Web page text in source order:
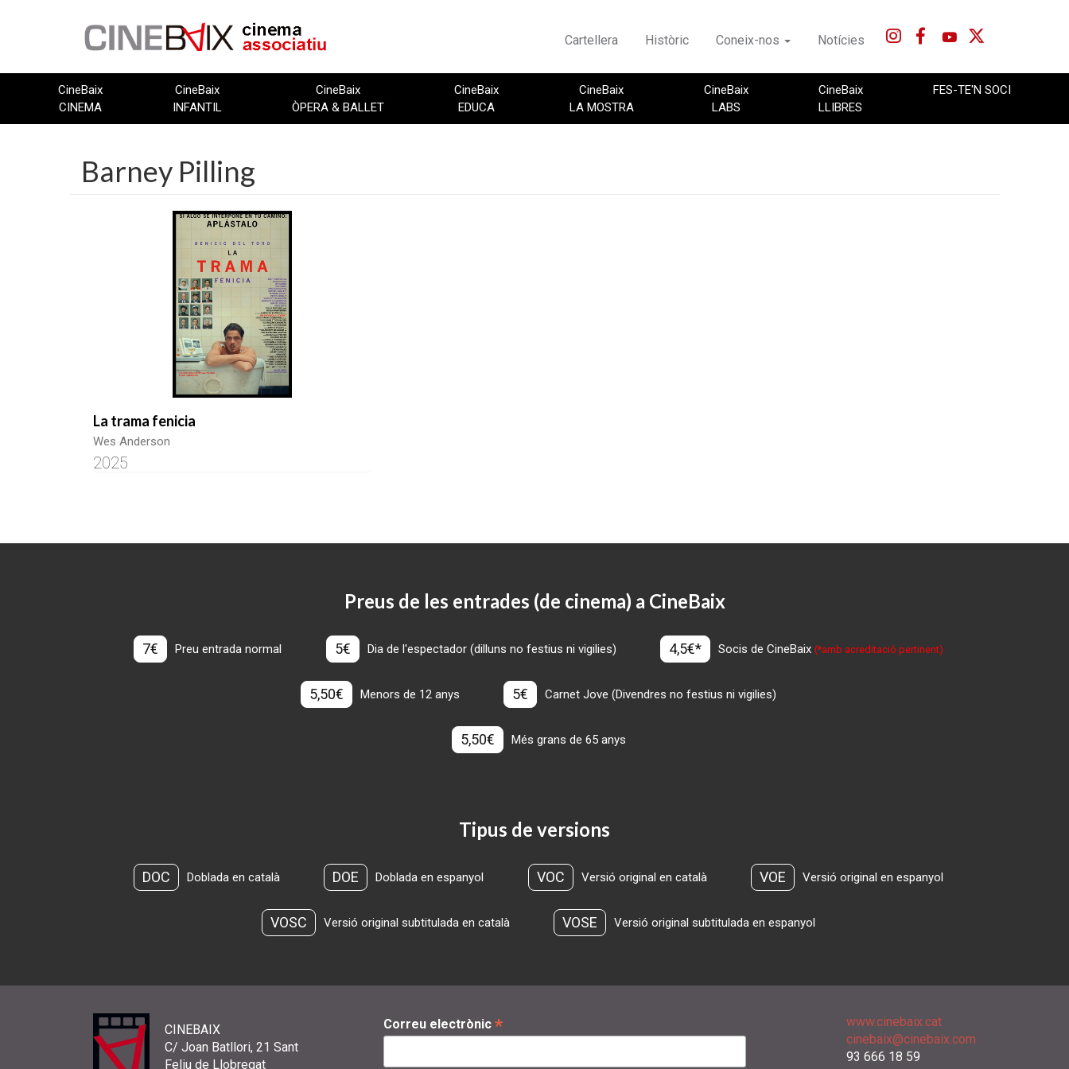
Cartellera Històric Coneix-nos Notícies
CineBaix
CINEMA
CineBaix
INFANTIL
CineBaix
ÒPERA & BALLET
CineBaix
EDUCA
CineBaix
LA MOSTRA
CineBaix
LABS
CineBaix
LLIBRES
FES-TE'N SOCI
Barney Pilling
La trama fenicia
Wes Anderson
2025
Preus de les entrades (de cinema) a CineBaix
7€ Preu entrada normal 5€ Dia de l'espectador (dilluns no festius ni vigilies) 4,5€* Socis de CineBaix(*amb acreditació pertinent)
5,50€ Menors de 12 anys 5€ Carnet Jove (Divendres no festius ni vigilies)
5,50€ Més grans de 65 anys
Tipus de versions
DOC Doblada en català DOE Doblada en espanyol VOC Versió original en català VOE Versió original en espanyol
VOSC Versió original subtitulada en català VOSE Versió original subtitulada en espanyol
CINEBAIX
C/ Joan Batllori, 21 Sant
Feliu de Llobregat
Correu electrònic *
www.cinebaix.cat
cinebaix@cinebaix.com
93 666 18 59